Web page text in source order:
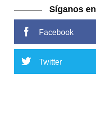
Síganos en
Facebook
Twitter